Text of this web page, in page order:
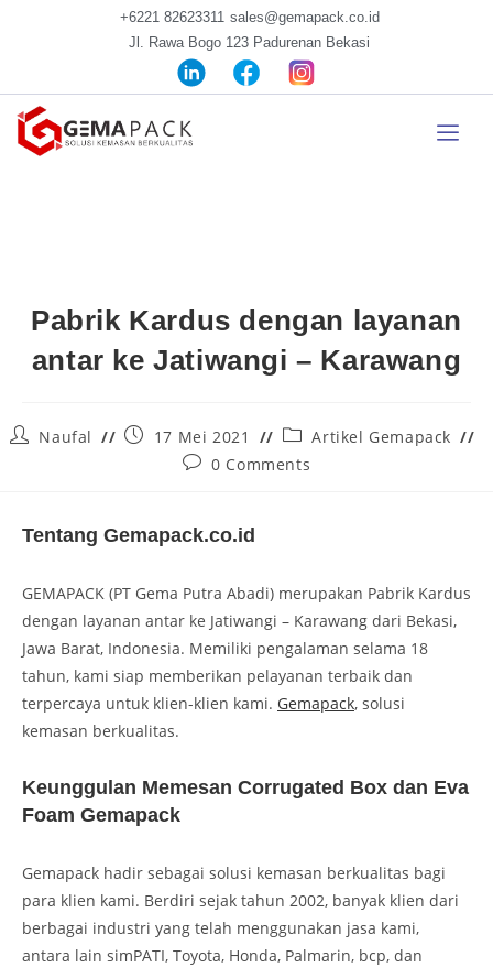
+6221 82623311 sales@gemapack.co.id
Jl. Rawa Bogo 123 Padurenan Bekasi
Pabrik Kardus dengan layanan
antar ke Jatiwangi – Karawang
Naufal 17 Mei 2021
Artikel Gemapack
0 Comments
Tentang Gemapack.co.id
GEMAPACK (PT Gema Putra Abadi) merupakan Pabrik Kardus
dengan layanan antar ke Jatiwangi – Karawang dari Bekasi,
Jawa Barat, Indonesia. Memiliki pengalaman selama 18
tahun, kami siap memberikan pelayanan terbaik dan
terpercaya untuk klien-klien kami. Gemapack, solusi
kemasan berkualitas.
Keunggulan Memesan Corrugated Box dan Eva
Foam Gemapack
Gemapack hadir sebagai solusi kemasan berkualitas bagi
para klien kami. Berdiri sejak tahun 2002, banyak klien dari
berbagai industri yang telah menggunakan jasa kami,
antara lain simPATI, Toyota, Honda, Palmarin, bcp, dan